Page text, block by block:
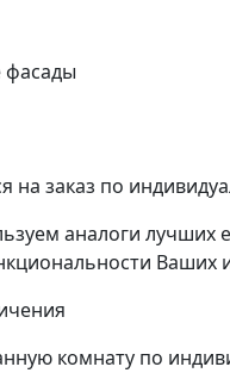
на заказ по
аналоги
Ваших
комнату по